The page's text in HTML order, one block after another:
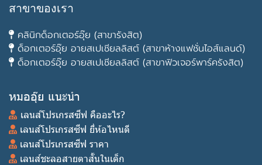
สาขาของเรา
คลินิกด็อกเตอร์อุ๊ย (สาขารังสิต)
ด็อกเตอร์อุ๊ย อายสเปเชียลลิสต์ (สาขาห้างแฟชั่นไอส์แลนด์)
ด็อกเตอร์อุ๊ย อายสเปเชียลลิสต์ (สาขาฟิวเจอร์พาร์ครังสิต)
หมออุ๊ย แนะนำ
เลนส์โปรเกรสซีฟ คืออะไร?
เลนส์โปรเกรสซีฟ ยี่ห้อไหนดี
เลนส์โปรเกรสซีฟ ราคา
เลนส์ชะลอสายตาสั้นในเด็ก